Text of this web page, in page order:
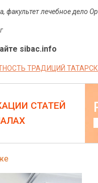
факультет лечебное дело
sibac.info
ТРАДИЦИЙ
СТАТЕЙ